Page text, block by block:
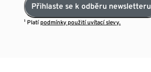
Přihlaste se k odběru newsletteru
¹ Platí podmínky použití uvítací slevy.